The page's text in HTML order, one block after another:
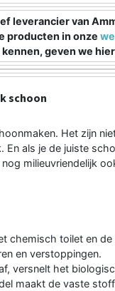
leverancier van
producten in onze
geven we
schoon
Het zijn
als je de juiste
milieuvriendelijk
chemisch toilet en
en verstoppingen.
versnelt het
maakt de vaste